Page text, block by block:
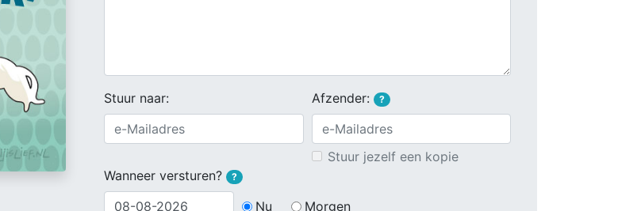
Stuur naar: Afzender: ?
Stuur jezelf een kopie
Wanneer versturen?
?
Nu Morgen